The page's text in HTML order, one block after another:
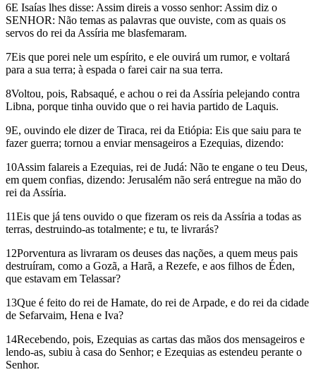
6E Isaías lhes disse: Assim direis a vosso senhor: Assim diz o
SENHOR: Não temas as palavras que ouviste, com as quais os
servos do rei da Assíria me blasfemaram.
7Eis que porei nele um espírito, e ele ouvirá um rumor, e voltará
para a sua terra; à espada o farei cair na sua terra.
8Voltou, pois, Rabsaqué, e achou o rei da Assíria pelejando contra
Libna, porque tinha ouvido que o rei havia partido de Laquis.
9E, ouvindo ele dizer de Tiraca, rei da Etiópia: Eis que saiu para te
fazer guerra; tornou a enviar mensageiros a Ezequias, dizendo:
10Assim falareis a Ezequias, rei de Judá: Não te engane o teu Deus,
em quem confias, dizendo: Jerusalém não será entregue na mão do
rei da Assíria.
11Eis que já tens ouvido o que fizeram os reis da Assíria a todas as
terras, destruindo-as totalmente; e tu, te livrarás?
12Porventura as livraram os deuses das nações, a quem meus pais
destruíram, como a Gozã, a Harã, a Rezefe, e aos filhos de Éden,
que estavam em Telassar?
13Que é feito do rei de Hamate, do rei de Arpade, e do rei da cidade
de Sefarvaim, Hena e Iva?
14Recebendo, pois, Ezequias as cartas das mãos dos mensageiros e
lendo-as, subiu à casa do Senhor; e Ezequias as estendeu perante o
Senhor.